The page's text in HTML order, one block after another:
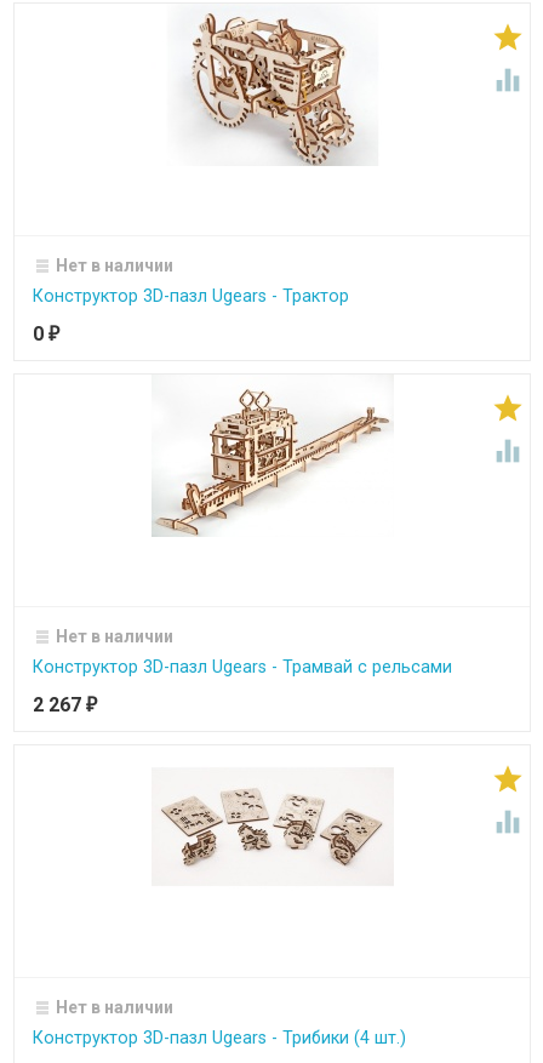


Нет в наличии
Конструктор 3D-пазл Ugears - Трактор
0 ₽


Нет в наличии
Конструктор 3D-пазл Ugears - Трамвай с рельсами
2 267 ₽


Нет в наличии
Конструктор 3D-пазл Ugears - Трибики (4 шт.)